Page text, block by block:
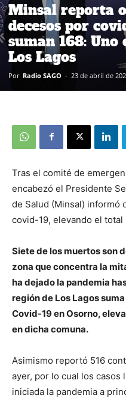
Minsal reporta
decesos por
suman 168: Uno
Los Lagos
Por Radio SAGO - 23 de abril de
Tras el comité de
encabezó el Presidente
de Salud (Minsal) informó
covid-19, elevando el total
Siete de los muertos son
zona que concentra la
ha dejado la pandemia
región de Los Lagos
Covid-19 en Osorno,
en dicha comuna.
Asimismo reportó 516
ayer, por lo cual los casos
iniciada la pandemia a